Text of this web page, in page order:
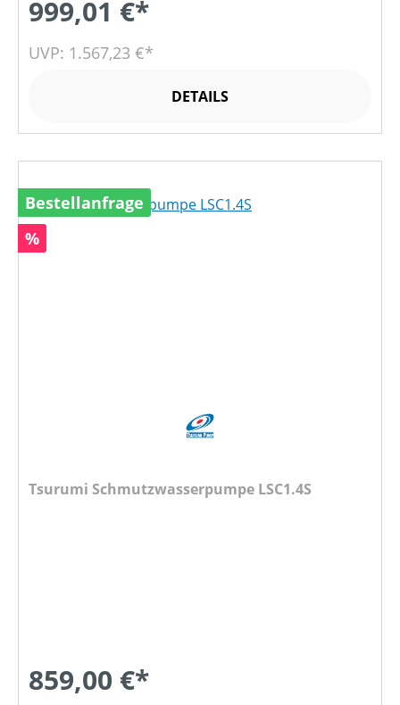
999,01 €*
UVP: 1.567,23 €*
DETAILS
Bestellanfrage
Rabatt
%
Tsurumi Schmutzwasserpumpe LSC1.4S
859,00 €*